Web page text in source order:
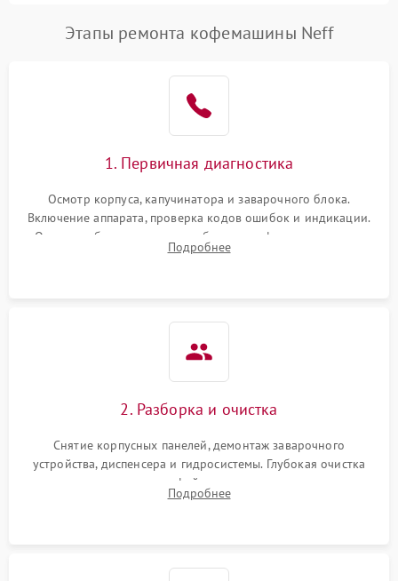
Этапы ремонта кофемашины Neff
1. Первичная диагностика
Осмотр корпуса, капучинатора и заварочного блока.
Включение аппарата, проверка кодов ошибок и индикации.
Оценка работы помпы, термоблока и кофемолки на слух.
Измерение температуры и давления воды для выявления
Подробнее
2. Разборка и очистка
Снятие корпусных панелей, демонтаж заварочного
устройства, диспенсера и гидросистемы. Глубокая очистка
внутренних узлов от кофейных масел, жмыха и накипи.
Промывка дренажных каналов и фильтров с использованием
Подробнее